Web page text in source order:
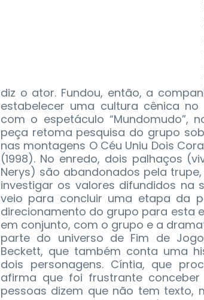
diz o ator. Fundou, então, a
estabelecer uma cultura cênica
com o espetáculo “Mundomudo”,
peça retoma pesquisa do grupo
nas montagens O Céu Uniu Dois
(1998). No enredo, dois palhaços
Nerys) são abandonados pela
investigar os valores difundidos na
veio para concluir uma etapa da
direcionamento do grupo para esta
em conjunto, com o grupo e a
parte do universo de Fim de
Beckett, que também conta uma
dois personagens. Cíntia, que
afirma que foi frustrante
pessoas dizem que não tem texto,